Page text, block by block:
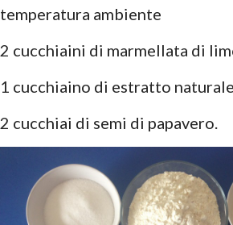
temperatura ambiente
2 cucchiaini di marmellata di
1 cucchiaino di estratto
2 cucchiai di semi di papavero.